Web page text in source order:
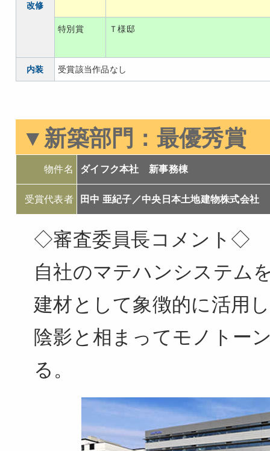
改修
特別賞 Ｔ様邸
内装 受賞該当作品なし
▼新築部門： 最優秀賞
物件名 ダイフク本社 新事務棟
受賞代表者 田中 亜紀子／中央日本土地建物株式会社
◇審査委員長コメント◇
自社のマテハンシステム
建材として象徴的に活用
陰影と相まってモノトー
る。